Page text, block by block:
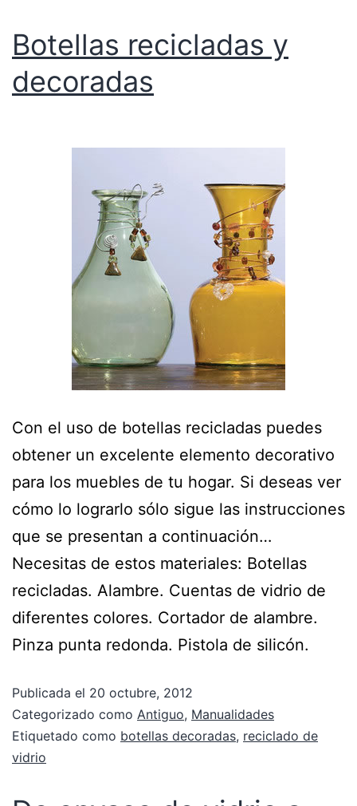
Botellas recicladas y
decoradas
Con el uso de botellas recicladas puedes
obtener un excelente elemento decorativo
para los muebles de tu hogar. Si deseas ver
cómo lo lograrlo sólo sigue las instrucciones
que se presentan a continuación…
Necesitas de estos materiales: Botellas
recicladas. Alambre. Cuentas de vidrio de
diferentes colores. Cortador de alambre.
Pinza punta redonda. Pistola de silicón.
Publicada el 20 octubre, 2012
Categorizado como Antiguo, Manualidades
Etiquetado como botellas decoradas, reciclado de
vidrio